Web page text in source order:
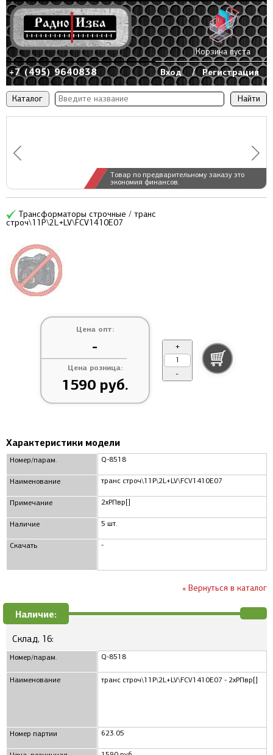
Каталог
Товар по предварительному заказу это
экономия финансов.
+7 (495) 9640838 Вход / Регистрация
Корзина пуста
Трансформаторы строчные / транс
строч\11P\2L+LV\FCV1410E07
Цена опт:
-
Цена розница:
1590 руб.
+
-
Характеристики модели
Номер/парам.
Наименование
Примечание
Наличие
Скачать
Q-8518
транс строч\11P\2L+LV\FCV1410E07
2xРПвр[]
5 шт.
-
« Вернуться в каталог
Наличие:
Склад, 16:
Номер/парам.
Наименование
Номер партии
Q-8518
транс строч\11P\2L+LV\FCV1410E07 - 2xРПвр[]
623.05